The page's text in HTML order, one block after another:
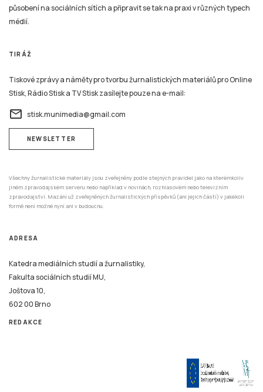
působení na sociálních sítích a připravit se tak na praxi v různých typech
médií.
TIRÁŽ
Tiskové zprávy a náměty pro tvorbu žurnalistických materiálů pro Online
Stisk, Rádio Stisk a TV Stisk zasílejte pouze na e-mail:
email stisk.munimedia@gmail.com
NEWSLETTER
Všechny žurnalistické materiály jsou zveřejněny podle stejných pravidel jako na kterémkoliv
jiném zpravodajském serveru nebo například v novinách, rozhlasovém nebo televizním
zpravodajství. Mazání už zveřejněných žurnalistických příspěvků (ani jejich částí) v jakékoli
formě není možné nyní ani v budoucnu.
ADRESA
Katedra mediálních studií a žurnalistiky,
Fakulta sociálních studií MU,
Joštova 10,
602 00 Brno
REDAKCE